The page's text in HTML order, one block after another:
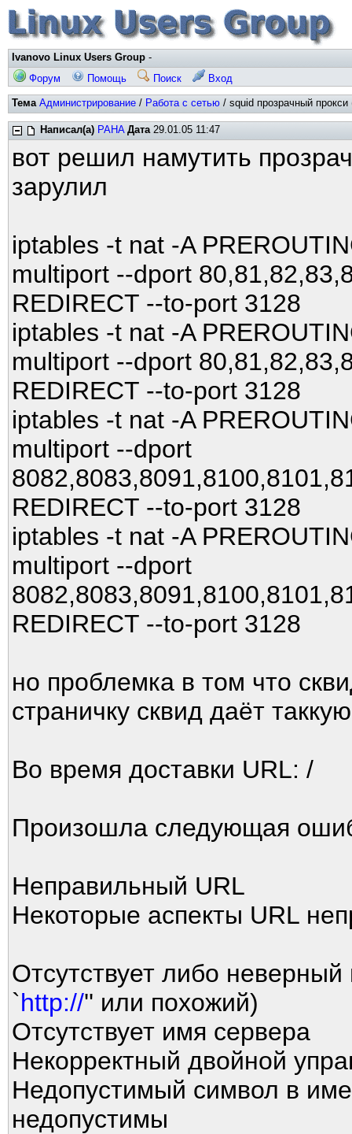
Ivanovo Linux Users Group -
Форум
Помощь Поиск Вход
Тема Администрирование / Работа с сетью / squid прозрачный прокси
Написал(а) PAHA Дата29.01.05 11:47
вот решил намутить
зарулил
iptables -t nat -A
multiport --dport
REDIRECT --to-port 3128
iptables -t nat -A
multiport --dport
REDIRECT --to-port 3128
iptables -t nat -A
multiport --dport
REDIRECT --to-port 3128
iptables -t nat -A
multiport --dport
REDIRECT --to-port 3128
но проблемка в том что
страничку сквид даёт
Во время доставки URL: /
Произошла следующая
Неправильный URL
Некоторые аспекты URL
Отсутствует либо
`http://'' или похожий)
Отсутствует имя сервера
Некорректный двойной
Недопустимый символ в
недопустимы